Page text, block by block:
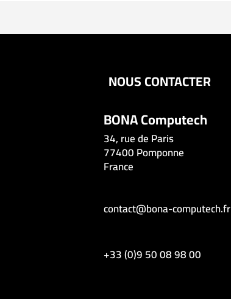
NOUS CONTACTER
BONA Computech
34, rue de Paris
77400 Pomponne
France
contact@bona-computech.fr
+33 (0)9 50 08 98 00